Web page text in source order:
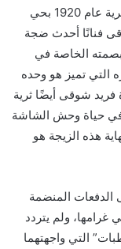
مثل هذا اليوم ولد أحد أبرز نجوم السينما المصرية عام 1920 بحي
فنانًا أحدث ضجة
الخاصة في
التي تميز هو وحده
فريد شوقى أيضًا ثرية
في حياة وحش الشاشة
هذه الزيجة هو
الدفعات المنضمة
غرامها، ولم يتردد
التي واجهتهما